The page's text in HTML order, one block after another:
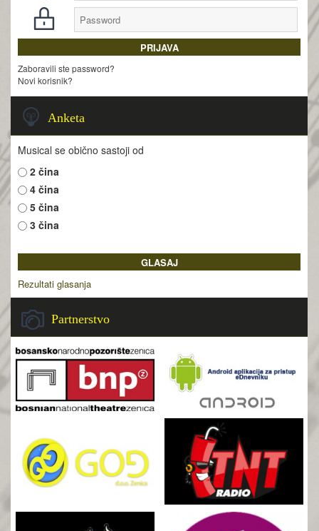
Zaboravili ste password?
Novi korisnik?
Anketa
Musical se obično sastoji od
2 čina
4 čina
5 čina
3 čina
Rezultati glasanja
Partnerstvo